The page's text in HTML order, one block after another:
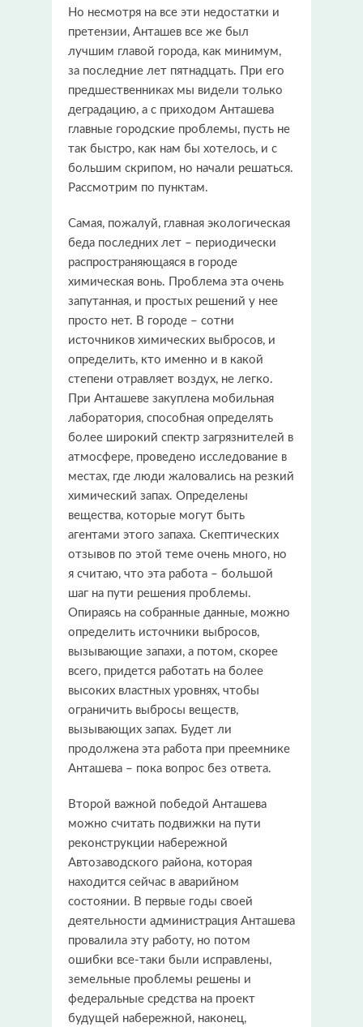
Но несмотря на все эти недостатки и
претензии, Анташев все же был
лучшим главой города, как минимум,
за последние лет пятнадцать. При его
предшественниках мы видели только
деградацию, а с приходом Анташева
главные городские проблемы, пусть не
так быстро, как нам бы хотелось, и с
большим скрипом, но начали решаться.
Рассмотрим по пунктам.
Самая, пожалуй, главная экологическая
беда последних лет – периодически
распространяющаяся в городе
химическая вонь. Проблема эта очень
запутанная, и простых решений у нее
просто нет. В городе – сотни
источников химических выбросов, и
определить, кто именно и в какой
степени отравляет воздух, не легко.
При Анташеве закуплена мобильная
лаборатория, способная определять
более широкий спектр загрязнителей в
атмосфере, проведено исследование в
местах, где люди жаловались на резкий
химический запах. Определены
вещества, которые могут быть
агентами этого запаха. Скептических
отзывов по этой теме очень много, но
я считаю, что эта работа – большой
шаг на пути решения проблемы.
Опираясь на собранные данные, можно
определить источники выбросов,
вызывающие запахи, а потом, скорее
всего, придется работать на более
высоких властных уровнях, чтобы
ограничить выбросы веществ,
вызывающих запах. Будет ли
продолжена эта работа при преемнике
Анташева – пока вопрос без ответа.
Второй важной победой Анташева
можно считать подвижки на пути
реконструкции набережной
Автозаводского района, которая
находится сейчас в аварийном
состоянии. В первые годы своей
деятельности администрация Анташева
провалила эту работу, но потом
ошибки все-таки были исправлены,
земельные проблемы решены и
федеральные средства на проект
будущей набережной, наконец,